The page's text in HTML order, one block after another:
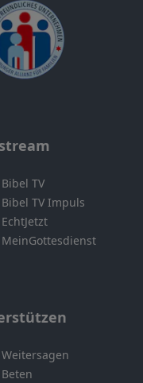
Bibel TV
Bibel TV Impuls
EchtJetzt
MeinGottesdienst
Weitersagen
Beten